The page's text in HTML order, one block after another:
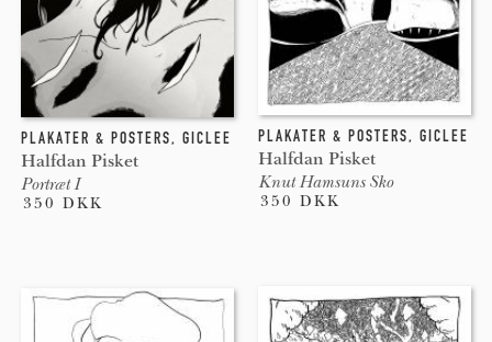
PLAKATER & POSTERS, GICLEE
Halfdan Pisket
Knut Hamsuns Sko
350 DKK
PLAKATER & POSTERS, GICLEE
Halfdan Pisket
Portræt I
350 DKK